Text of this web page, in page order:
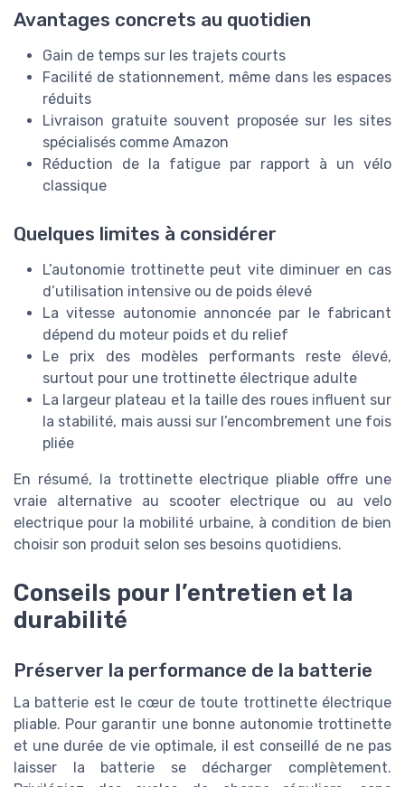
Avantages concrets au quotidien
Gain de temps sur les trajets courts
Facilité de stationnement, même dans les espaces
réduits
Livraison gratuite souvent proposée sur les sites
spécialisés comme Amazon
Réduction de la fatigue par rapport à un vélo
classique
Quelques limites à considérer
L’autonomie trottinette peut vite diminuer en cas
d’utilisation intensive ou de poids élevé
La vitesse autonomie annoncée par le fabricant
dépend du moteur poids et du relief
Le prix des modèles performants reste élevé,
surtout pour une trottinette électrique adulte
La largeur plateau et la taille des roues influent sur
la stabilité, mais aussi sur l’encombrement une fois
pliée
En résumé, la trottinette electrique pliable offre une
vraie alternative au scooter electrique ou au velo
electrique pour la mobilité urbaine, à condition de bien
choisir son produit selon ses besoins quotidiens.
Conseils pour l’entretien et la
durabilité
Préserver la performance de la batterie
La batterie est le cœur de toute trottinette électrique
pliable. Pour garantir une bonne autonomie trottinette
et une durée de vie optimale, il est conseillé de ne pas
laisser la batterie se décharger complètement.